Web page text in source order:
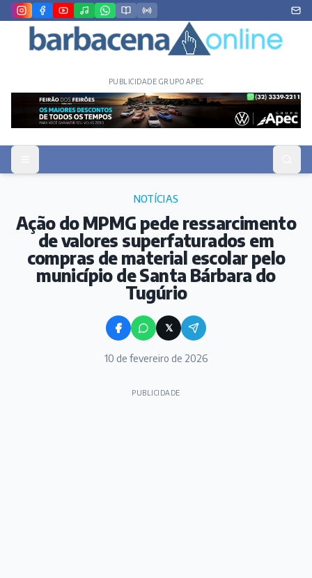
PUBLICIDADE GRUPO APEC
NOTÍCIAS
Ação do MPMG pede ressarcimento
de valores superfaturados em
compras de material escolar pelo
município de Santa Bárbara do
Tugúrio
𝕏
10 de fevereiro de 2026
PUBLICIDADE